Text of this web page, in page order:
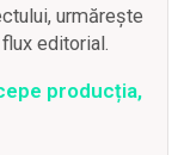
urmărește
editorial.
producția,